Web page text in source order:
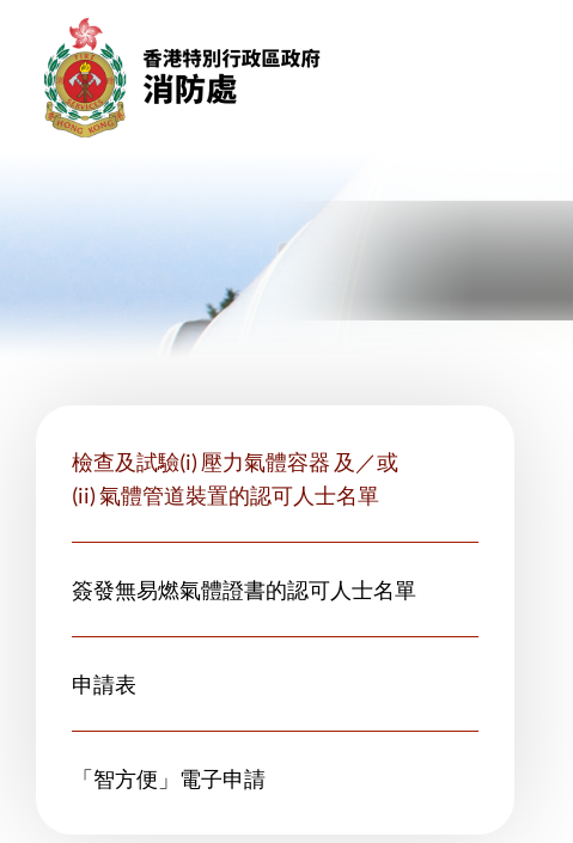
檢查及試驗(i) 壓力氣體容器 及／或
(ii) 氣體管道裝置的認可人士名單
簽發無易燃氣體證書的認可人士名單
申請表
「智方便」電子申請